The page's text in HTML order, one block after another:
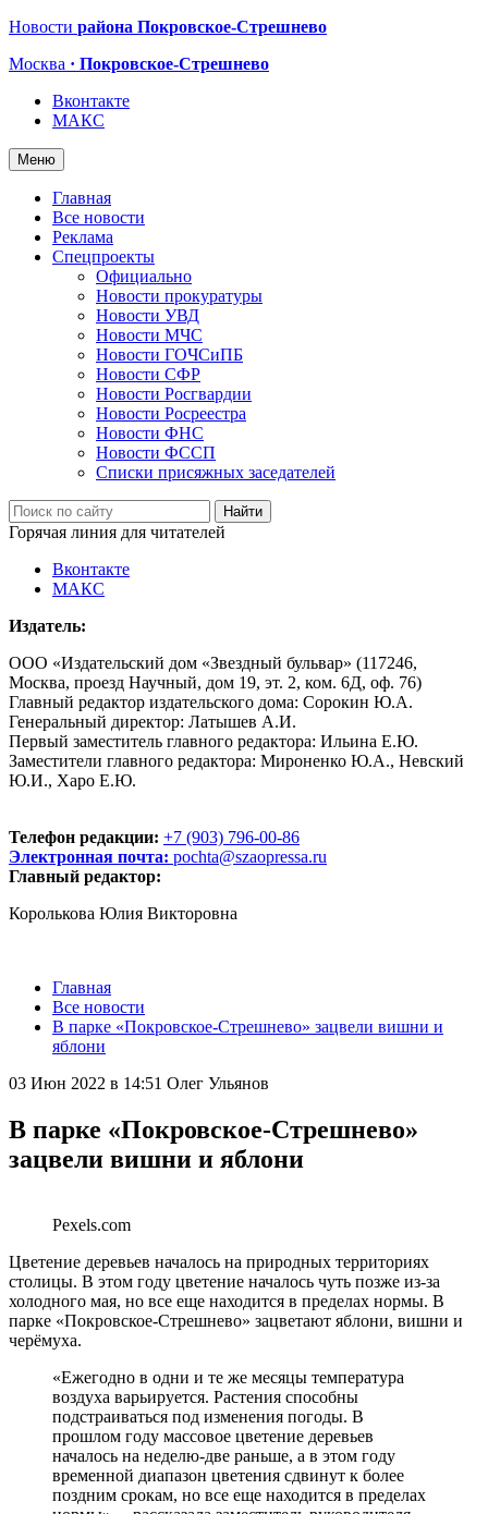
Новости района Покровское-Стрешнево
Москва · Покровское-Стрешнево
Вконтакте
МАКС
Меню
Главная
Все новости
Реклама
Спецпроекты
Официально
Новости прокуратуры
Новости УВД
Новости МЧС
Новости ГОЧСиПБ
Новости СФР
Новости Росгвардии
Новости Росреестра
Новости ФНС
Новости ФССП
Списки присяжных заседателей
Горячая линия для читателей
Вконтакте
МАКС
Издатель:
ООО «Издательский дом «Звездный бульвар» (117246,
Москва, проезд Научный, дом 19, эт. 2, ком. 6Д, оф. 76)
Главный редактор издательского дома: Сорокин Ю.А.
Генеральный директор: Латышев А.И.
Первый заместитель главного редактора: Ильина Е.Ю.
Заместители главного редактора: Мироненко Ю.А., Невский
Ю.И., Харо Е.Ю.
Телефон редакции: +7 (903) 796-00-86
Электронная почта: pochta@szaopressa.ru
Главный редактор:
Королькова Юлия Викторовна
Главная
Все новости
В парке «Покровское-Стрешнево» зацвели вишни и
яблони
03 Июн 2022 в 14:51 Олег Ульянов
В парке «Покровское-Стрешнево»
зацвели вишни и яблони
Pexels.com
Цветение деревьев началось на природных территориях
столицы. В этом году цветение началось чуть позже из-за
холодного мая, но все еще находится в пределах нормы. В
парке «Покровское-Стрешнево» зацветают яблони, вишни и
черёмуха.
«Ежегодно в одни и те же месяцы температура
воздуха варьируется. Растения способны
подстраиваться под изменения погоды. В
прошлом году массовое цветение деревьев
началось на неделю-две раньше, а в этом году
временной диапазон цветения сдвинут к более
поздним срокам, но все еще находится в пределах